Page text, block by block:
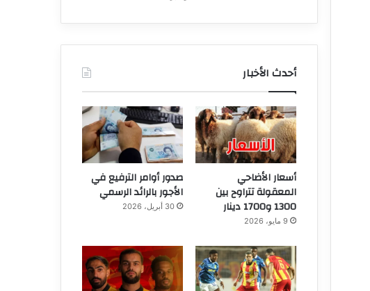
أحدث الأخبار
أسعار الأضاحي
المعقولة تتراوح بين
1300 و1700 دينار
9 مايو، 2026
صدور أوامر الترفيع في
الأجور بالرائد الرسمي
30 أبريل، 2026